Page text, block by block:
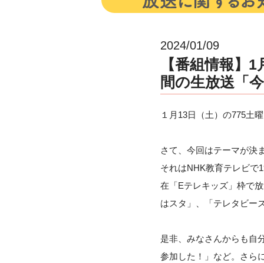
2024/01/09
【番組情報】
間の生放送「
１月13日（土）の775土
さて、今回はテーマが決
それはNHK教育テレビで
在「Eテレキッズ」枠で
はスタ」、「テレタビー
是非、みなさんからも自
参加した！」など。さら